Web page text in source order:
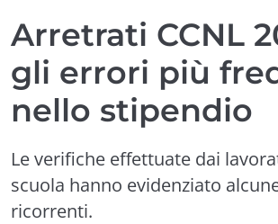
Arretrati CCNL
gli errori più
nello stipendio
Le verifiche effettuate dai
scuola hanno evidenziato
ricorrenti.